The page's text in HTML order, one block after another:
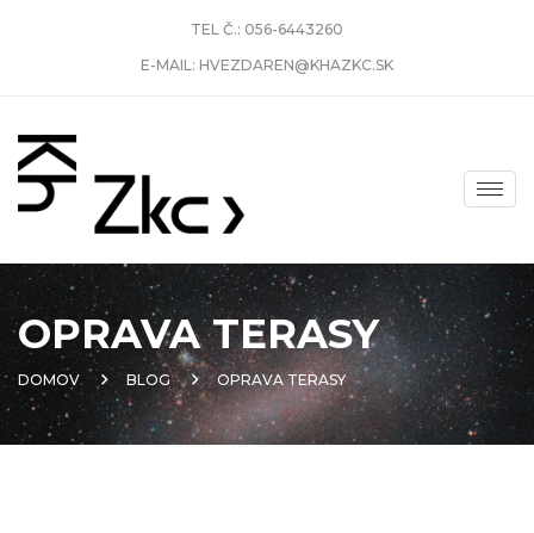
TEL Č.: 056-6443260
E-MAIL: HVEZDAREN@KHAZKC.SK
OPRAVA TERASY
DOMOV BLOG OPRAVA TERASY